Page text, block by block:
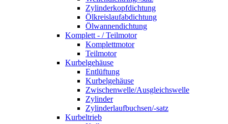
Zylinderkopfdichtung
Ölkreislaufabdichtung
Ölwannendichtung
Komplett - / Teilmotor
Komplettmotor
Teilmotor
Kurbelgehäuse
Entlüftung
Kurbelgehäuse
Zwischenwelle/Ausgleichswelle
Zylinder
Zylinderlaufbuchsen/-satz
Kurbeltrieb